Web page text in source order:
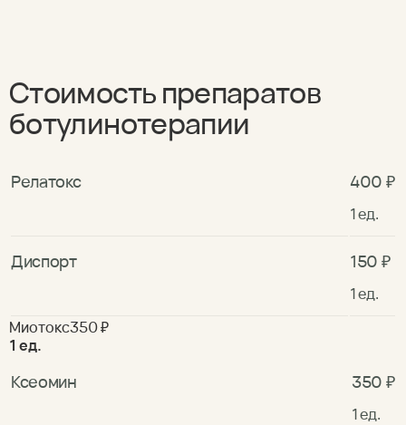
Стоимость препаратов
ботулинотерапии
Релатокс 400 ₽
1 ед.
Диспорт 150 ₽
1 ед.
Миотокс350 ₽
1 ед.
Ксеомин 350 ₽
1 ед.